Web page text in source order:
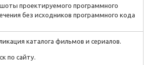
проектируемого программного
без исходников программного кода
каталога фильмов и сериалов.
по сайту.